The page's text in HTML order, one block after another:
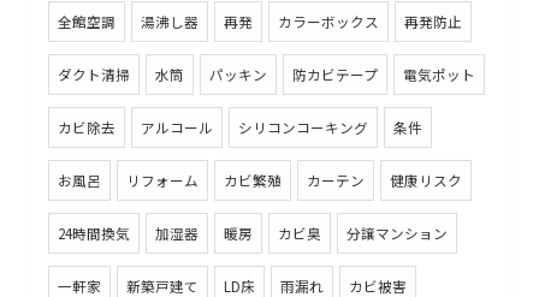
全館空調 湯沸し器 再発 カラーボックス 再発防止
ダクト清掃 水筒 パッキン 防カビテープ 電気ポット
カビ除去 アルコール シリコンコーキング 条件
お風呂 リフォーム カビ繁殖 カーテン 健康リスク
24時間換気 加湿器 暖房 カビ臭 分譲マンション
一軒家 新築戸建て LD床 雨漏れ カビ被害